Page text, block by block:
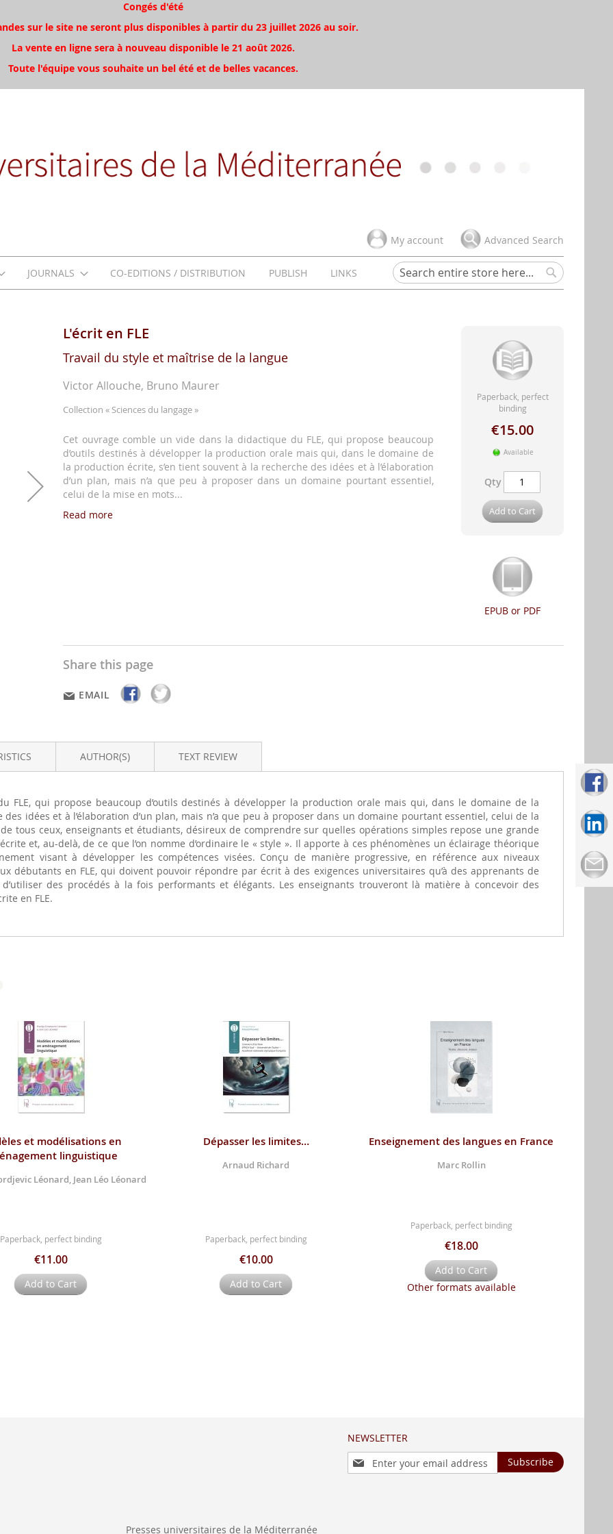
Congés d'été
sur le site ne seront plus disponibles à partir du 23 juillet 2026 au soir.
La vente en ligne sera à nouveau disponible le 21 août 2026.
Toute l'équipe vous souhaite un bel été et de belles vacances.
My account Advanced Search
JOURNALS CO-EDITIONS / DISTRIBUTION PUBLISH
LINKS
Search
Search
L'écrit en FLE
Travail du style et maîtrise de la langue
Victor Allouche, Bruno Maurer
Collection « Sciences du langage »
Cet ouvrage comble un vide dans la didactique du FLE, qui propose beaucoup
d’outils destinés à développer la production orale mais qui, dans le domaine de
la production écrite, s’en tient souvent à la recherche des idées et à l’élaboration
d’un plan, mais n’a que peu à proposer dans un domaine pourtant essentiel,
celui de la mise en mots...
Read more
Paperback, perfect
binding
€15.00
Available
Qty
Add to Cart
EPUB or PDF
Share this page
EMAIL
FLE, qui propose beaucoup d’outils destinés à développer la production orale mais qui, dans le domaine de la
idées et à l’élaboration d’un plan, mais n’a que peu à proposer dans un domaine pourtant essentiel, celui de la
tous ceux, enseignants et étudiants, désireux de comprendre sur quelles opérations simples repose une grande
et, au-delà, de ce que l’on nomme d’ordinaire le « style ». Il apporte à ces phénomènes un éclairage théorique
visant à développer les compétences visées. Conçu de manière progressive, en référence aux niveaux
débutants en FLE, qui doivent pouvoir répondre par écrit à des exigences universitaires qu’à des apprenants de
des procédés à la fois performants et élégants. Les enseignants trouveront là matière à concevoir des
en FLE.
AUTHOR(S) TEXT REVIEW
et modélisations en
linguistique
Léonard, Jean Léo Léonard
Paperback, perfect binding
€11.00
Add to Cart
Dépasser les limites…
Arnaud Richard
Paperback, perfect binding
€10.00
Add to Cart
Enseignement des langues en France
Marc Rollin
Paperback, perfect binding
€18.00
Add to Cart
Other formats available
NEWSLETTER
Sign
Up
Subscribe
Presses universitaires de la Méditerranée